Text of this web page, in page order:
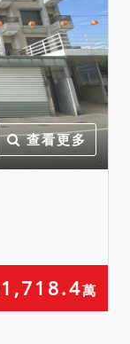
查看更多
1,718.4萬